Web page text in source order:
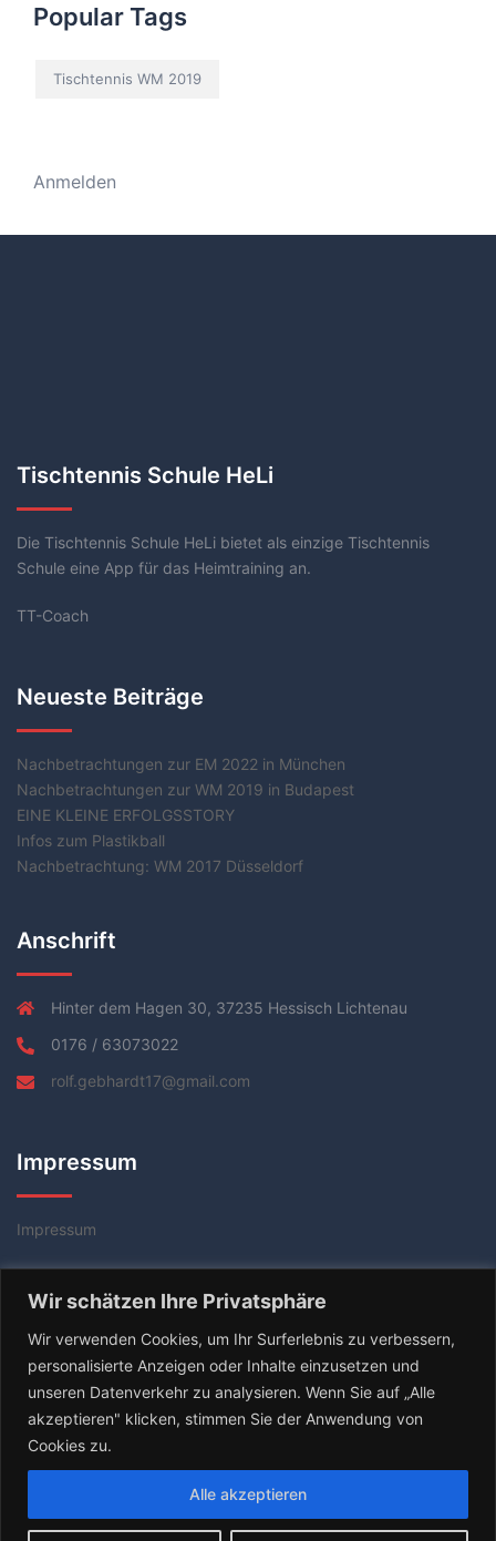
Wir schätzen Ihre Privatsphäre
Wir verwenden Cookies, um Ihr Surferlebnis zu verbessern,
personalisierte Anzeigen oder Inhalte einzusetzen und
unseren Datenverkehr zu analysieren. Wenn Sie auf „Alle
akzeptieren" klicken, stimmen Sie der Anwendung von
Cookies zu.
Alle akzeptieren
Popular Tags
Tischtennis WM 2019
Anmelden
Tischtennis Schule HeLi
Die Tischtennis Schule HeLi bietet als einzige Tischtennis
Schule eine App für das Heimtraining an.
TT-Coach
Neueste Beiträge
Nachbetrachtungen zur EM 2022 in München
Nachbetrachtungen zur WM 2019 in Budapest
EINE KLEINE ERFOLGSSTORY
Infos zum Plastikball
Nachbetrachtung: WM 2017 Düsseldorf
Anschrift
Hinter dem Hagen 30, 37235 Hessisch Lichtenau
0176 / 63073022
rolf.gebhardt17@gmail.com
Impressum
Impressum
© 2026 Tischtennis Coach Rolf Gebhardt. Stolz